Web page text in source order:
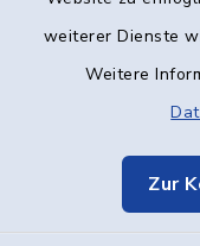
weiterer Dienste
Weitere
Zur